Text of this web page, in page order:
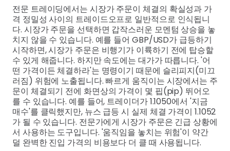
전문 트레이딩에서는 시장가 주문이 체결의 확실성과 가
격 정밀성 사이의 트레이드오프로 일반적으로 인식됩니
다. 시장가 주문을 선택하면 갑작스러운 모멘텀 상승을 놓
치지 않을 수 있습니다. 예를 들어 GBP/USD가 급등하기
시작하면, 시장가 주문은 비행기가 이륙하기 전에 탑승할
수 있게 해줍니다. 하지만 속도에는 대가가 따릅니다. '어
떤 가격이든 체결하라'는 명령이기 때문에 슬리피지(미끄
러짐) 위험에 노출됩니다. 빠르게 움직이는 시장에서는 주
문이 체결되기 전에 화면상의 가격이 몇 핍(pip) 뛰어오
를 수 있습니다. 예를 들어, 트레이더가 1.1050에서 '지금
매수'를 클릭했지만, 뉴스 급등 시 실제 체결 가격이 1.1052
가 될 수 있습니다. 전문가에게 시장가 주문은 긴급 상황에
서 사용하는 도구입니다. '움직임을 놓치는 위험'이 약간
덜 완벽한 진입 가격의 비용보다 더 클 때 사용됩니다.